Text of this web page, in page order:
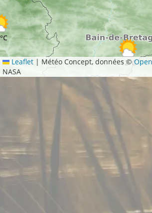
13°C
12°C
12°C
Leaflet | Météo Concept, données ©
NASA